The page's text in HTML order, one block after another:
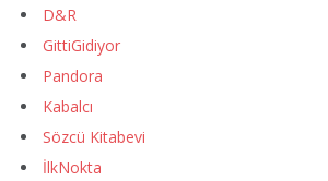
D&R
GittiGidiyor
Pandora
Kabalcı
Sözcü Kitabevi
İlkNokta